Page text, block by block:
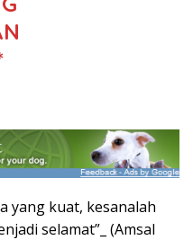
yang kuat, kesanalah
selamat”_ (Amsal